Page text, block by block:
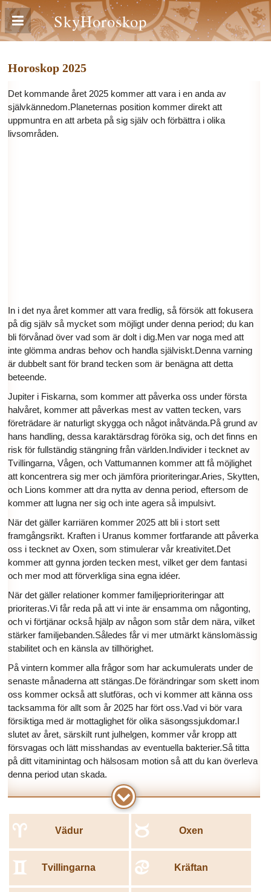
SkyHoroskop
Horoskop 2025
Det kommande året 2025 kommer att vara i en anda av
självkännedom.Planeternas position kommer direkt att
uppmuntra en att arbeta på sig själv och förbättra i olika
livsområden.
In i det nya året kommer att vara fredlig, så försök att fokusera
på dig själv så mycket som möjligt under denna period; du kan
bli förvånad över vad som är dolt i dig.Men var noga med att
inte glömma andras behov och handla själviskt.Denna varning
är dubbelt sant för brand tecken som är benägna att detta
beteende.
Jupiter i Fiskarna, som kommer att påverka oss under första
halvåret, kommer att påverkas mest av vatten tecken, vars
företrädare är naturligt skygga och något inåtvända.På grund av
hans handling, dessa karaktärsdrag föröka sig, och det finns en
risk för fullständig stängning från världen.Individer i tecknet av
Tvillingarna, Vågen, och Vattumannen kommer att få möjlighet
att koncentrera sig mer och jämföra prioriteringar.Aries, Skytten,
och Lions kommer att dra nytta av denna period, eftersom de
kommer att lugna ner sig och inte agera så impulsivt.
När det gäller karriären kommer 2025 att bli i stort sett
framgångsrikt. Kraften i Uranus kommer fortfarande att påverka
oss i tecknet av Oxen, som stimulerar vår kreativitet.Det
kommer att gynna jorden tecken mest, vilket ger dem fantasi
och mer mod att förverkliga sina egna idéer.
När det gäller relationer kommer familjeprioriteringar att
prioriteras.Vi får reda på att vi inte är ensamma om någonting,
och vi förtjänar också hjälp av någon som står dem nära, vilket
stärker familjebanden.Således får vi mer utmärkt känslomässig
stabilitet och en känsla av tillhörighet.
På vintern kommer alla frågor som har ackumulerats under de
senaste månaderna att stängas.De förändringar som skett inom
oss kommer också att slutföras, och vi kommer att känna oss
tacksamma för allt som år 2025 har fört oss.Vad vi bör vara
försiktiga med är mottaglighet för olika säsongssjukdomar.I
slutet av året, särskilt runt julhelgen, kommer vår kropp att
försvagas och lätt misshandas av eventuella bakterier.Så titta
på ditt vitaminintag och hälsosam motion så att du kan överleva
denna period utan skada.
Vädur
a Oxen
b
Tvillingarna
c Kräftan
d